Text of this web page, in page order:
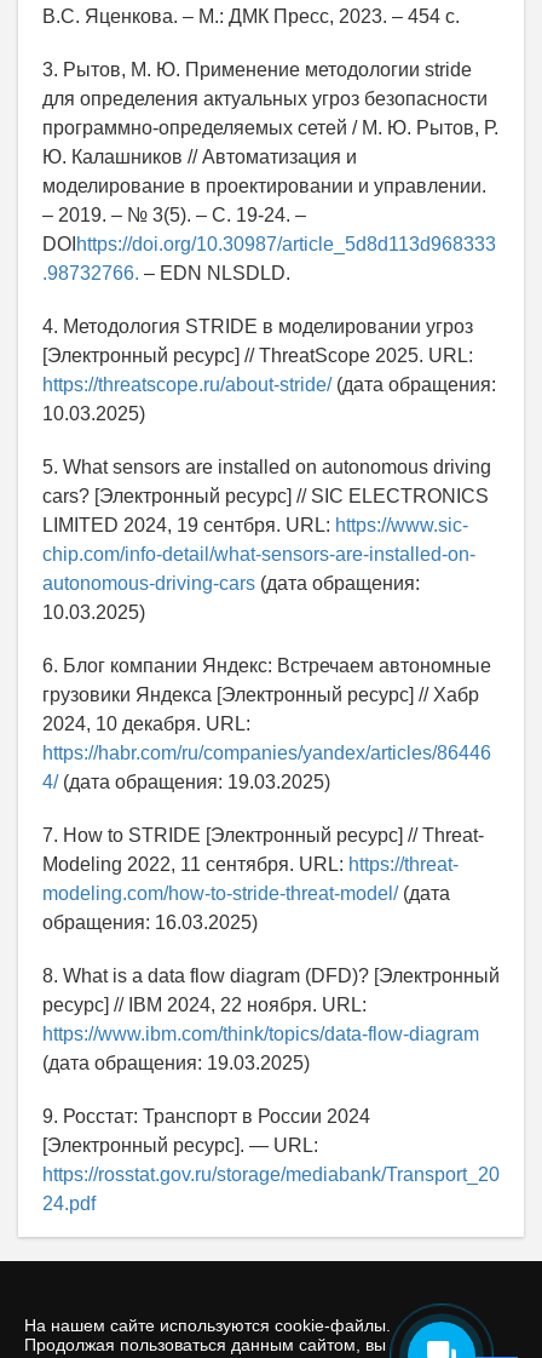
На нашем сайте используются cookie-файлы.
Продолжая пользоваться данным сайтом, вы
В.С. Яценкова. – М.: ДМК Пресс, 2023. – 454 с.
3. Рытов, М. Ю. Применение методологии stride
для определения актуальных угроз безопасности
программно-определяемых сетей / М. Ю. Рытов, Р.
Ю. Калашников // Автоматизация и
моделирование в проектировании и управлении.
– 2019. – № 3(5). – С. 19-24. –
DOI https://doi.org/10.30987/article_5d8d113d968333
.98732766. – EDN NLSDLD.
4. Методология STRIDE в моделировании угроз
[Электронный ресурс] // ThreatScope 2025. URL:
https://threatscope.ru/about-stride/(дата обращения:
10.03.2025)
5. What sensors are installed on autonomous driving
cars? [Электронный ресурс] // SIC ELECTRONICS
LIMITED 2024, 19 сентбря. URL: https://www.sic-
chip.com/info-detail/what-sensors-are-installed-on-
autonomous-driving-cars (дата обращения:
10.03.2025)
6. Блог компании Яндекс: Встречаем автономные
грузовики Яндекса [Электронный ресурс] // Хабр
2024, 10 декабря. URL:
https://habr.com/ru/companies/yandex/articles/86446
4/(дата обращения: 19.03.2025)
7. How to STRIDE [Электронный ресурс] // Threat-
Modeling 2022, 11 сентября. URL: https://threat-
modeling.com/how-to-stride-threat-model/(дата
обращения: 16.03.2025)
8. What is a data flow diagram (DFD)? [Электронный
ресурс] // IBM 2024, 22 ноября. URL:
https://www.ibm.com/think/topics/data-flow-diagram
(дата обращения: 19.03.2025)
9. Росстат: Транспорт в России 2024
[Электронный ресурс]. — URL:
https://rosstat.gov.ru/storage/mediabank/Transport_20
24.pdf